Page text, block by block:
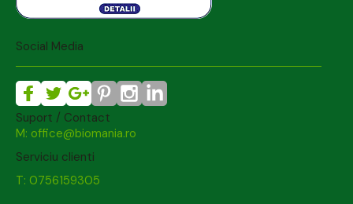
Social Media
Suport / Contact
M: office@biomania.ro
Serviciu clienti
T: 0756159305